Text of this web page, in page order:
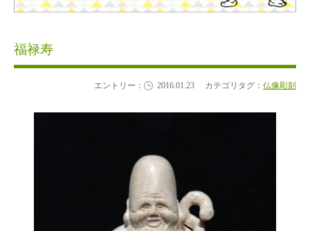
福禄寿
エントリー： 2016.01.23 カテゴリタグ： 仏像彫刻